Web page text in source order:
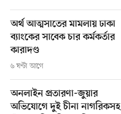
অর্থ আত্মসাতের মামলায় ঢাকা
ব্যাংকের সাবেক চার কর্মকর্তার
কারাদণ্ড
৬ ঘণ্টা আগে
অনলাইন প্রতারণা-জুয়ার
অভিযোগে দুই চীনা নাগরিকসহ